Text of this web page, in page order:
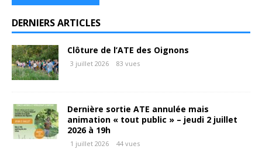
DERNIERS ARTICLES
Clôture de l’ATE des Oignons
3 juillet 2026 83 vues
Dernière sortie ATE annulée mais
animation « tout public » – jeudi 2 juillet
2026 à 19h
1 juillet 2026 44 vues